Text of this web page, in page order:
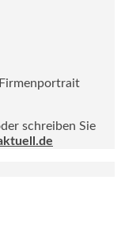
schreiben Sie